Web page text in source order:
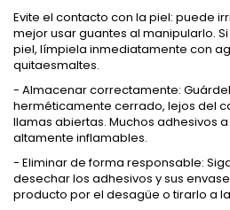
Evite el contacto con la piel: puede
mejor usar guantes al manipularlo.
piel, límpiela inmediatamente con
quitaesmaltes.
- Almacenar correctamente:
herméticamente cerrado, lejos del
llamas abiertas. Muchos adhesivos
altamente inflamables.
- Eliminar de forma responsable:
desechar los adhesivos y sus
producto por el desagüe o tirarlo a